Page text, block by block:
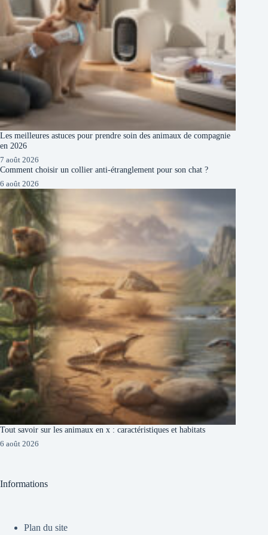
Les meilleures astuces pour prendre soin des animaux de compagnie
en 2026
7 août 2026
Comment choisir un collier anti-étranglement pour son chat ?
6 août 2026
Tout savoir sur les animaux en x : caractéristiques et habitats
6 août 2026
Informations
Plan du site